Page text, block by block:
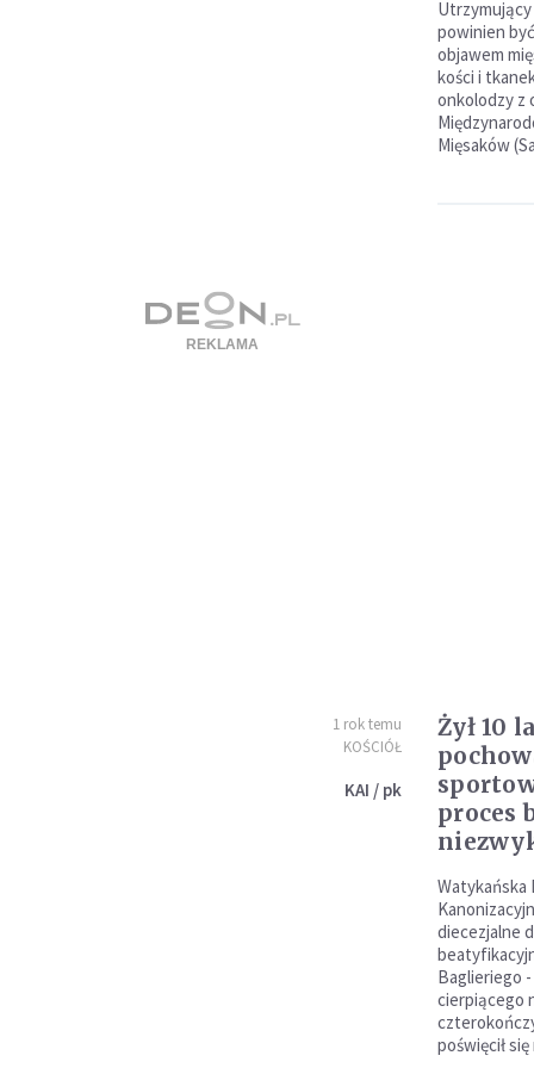
powinien
objawem
kości i
onkolodzy z
Mięsaków
1 rok temu
KOŚCIÓŁ
KAI / pk
Żył 10
proces
Watykańska
diecezjalne
Baglieriego
cierpiącego
poświęcił